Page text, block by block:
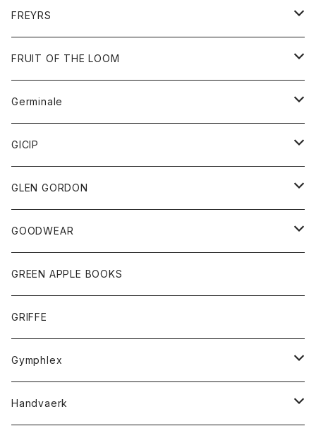
Tシャツ
ボトム
靴
アクセサリー
バッグ
FREYRS
サングラス
FRUIT OF THE LOOM
アウター
パーカー
グッズ
ネクタイ
チーフ
トップス
シャツ
タンクトップ
ボトム
ショートパンツ
スカート
レディース
スカート
Tシャツ
Germinale
靴
サンダル
GICIP
トップス
Tシャツ
GLEN GORDON
グッズ
手袋
GOODWEAR
トップス
Tシャツ
GREEN APPLE BOOKS
GRIFFE
Gymphlex
アウター
Handvaerk